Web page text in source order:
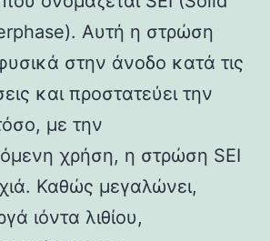
Αυτή η στρώση
στην άνοδο κατά τις
και προστατεύει την
με την
χρήση, η στρώση SEI
Καθώς μεγαλώνει,
ιόντα λιθίου,